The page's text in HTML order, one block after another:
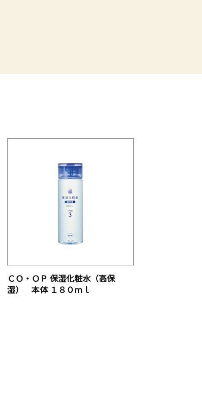
ＣＯ・ＯＰ 保湿化粧水（高保
湿） 本体 １８０ｍｌ